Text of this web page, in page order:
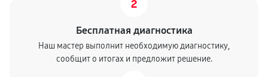
2
Бесплатная диагностика
Наш мастер выполнит необходимую диагностику,
сообщит о итогах и предложит решение.